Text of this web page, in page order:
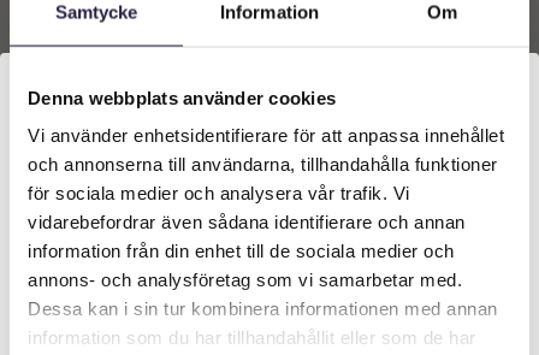
Samtycke Information Om
Denna webbplats använder cookies
Vi använder enhetsidentifierare för att anpassa innehållet
och annonserna till användarna, tillhandahålla funktioner
för sociala medier och analysera vår trafik. Vi
vidarebefordrar även sådana identifierare och annan
information från din enhet till de sociala medier och
annons- och analysföretag som vi samarbetar med.
Dessa kan i sin tur kombinera informationen med annan
information som du har tillhandahållit eller som de har
Krans | Vinterskog Ø25cm
Från: 239 kr
Välkommen till Webflower
Vilken typ av kund är du? Du kan alltid justera ditt val
längst upp på sidan.
Företagskund (exkl. moms)
Privatkund (inkl. moms)